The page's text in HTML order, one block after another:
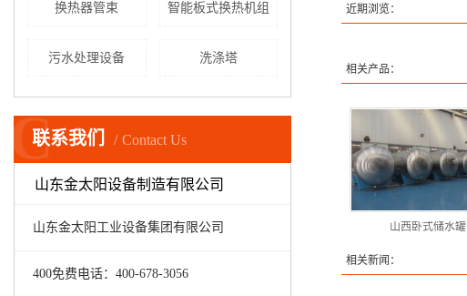
换热器管束 智能板式换热机组
污水处理设备 洗涤塔
联系我们 Contact Us
C
山东金太阳设备制造有限公司
山东金太阳工业设备集团有限公司
400免费电话：400-678-3056
近期浏览：
相关产品：
山西卧式储水罐
相关新闻：